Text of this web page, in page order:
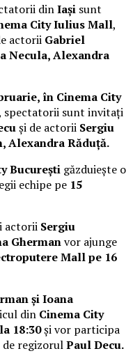
dinIași sunt
City Iulius Mall,
actorii Gabriel
Necula, Alexandra
în Cinema City
spectatorii sunt invitați
și de actorii Sergiu
Alexandra Răduță.
București găzduiește o
echipe pe 15
actorii Sergiu
Ghermanvor ajunge
Mall pe 16
și Ioana
din Cinema City
18:30și vor participa
regizorulPaul Decu.